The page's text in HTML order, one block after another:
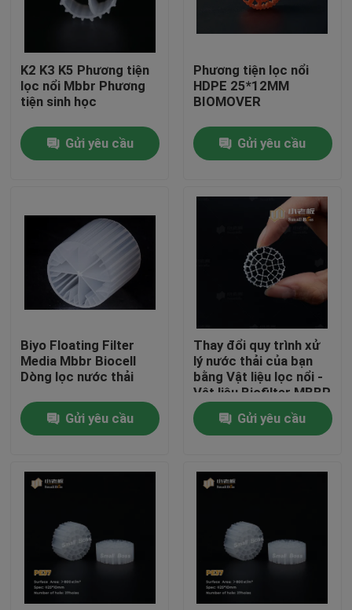
Trang Chủ
Về chúng tôi
Tham quan nhà máy
Kiểm soát chất lượng
Liên hệ chúng tôi
MBBR Filter Media
Phương tiện sinh học MBBR
K2 K3 K5 Phương tiện
lọc nổi Mbbr Phương
tiện sinh học
Gửi yêu cầu
Phương tiện lọc nổi
HDPE 25*12MM
BIOMOVER
Gửi yêu cầu
Biyo Floating Filter
Media Mbbr Biocell
Dòng lọc nước thải
Gửi yêu cầu
Thay đổi quy trình xử
lý nước thải của bạn
bằng Vật liệu lọc nổi -
Vật liệu Biofilter MBBR
hiệu quả nhất
Gửi yêu cầu